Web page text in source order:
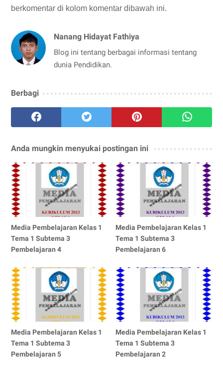
berkomentar di kolom komentar dibawah ini.
Nanang Hidayat Fathiya
Blog ini tentang berbagai informasi tentang
dunia Pendidikan.
Berbagi
Anda mungkin menyukai postingan ini
Media Pembelajaran Kelas 1
Tema 1 Subtema 3
Pembelajaran 4
Media Pembelajaran Kelas 1
Tema 1 Subtema 3
Pembelajaran 6
Media Pembelajaran Kelas 1
Tema 1 Subtema 3
Pembelajaran 5
Media Pembelajaran Kelas 1
Tema 1 Subtema 3
Pembelajaran 2